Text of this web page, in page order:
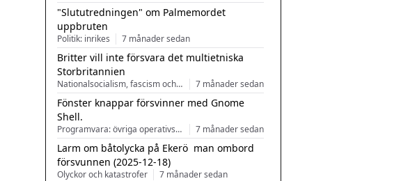
"Slututredningen" om Palmemordet
uppbruten
Politik: inrikes 7 månader sedan
Britter vill inte försvara det multietniska
Storbritannien
Nationalsocialism, fascism och nationalism 7 månader sedan
Fönster knappar försvinner med Gnome
Shell.
Programvara: övriga operativsystem 7 månader sedan
Larm om båtolycka på Ekerö  man ombord
försvunnen (2025-12-18)
Olyckor och katastrofer 7 månader sedan